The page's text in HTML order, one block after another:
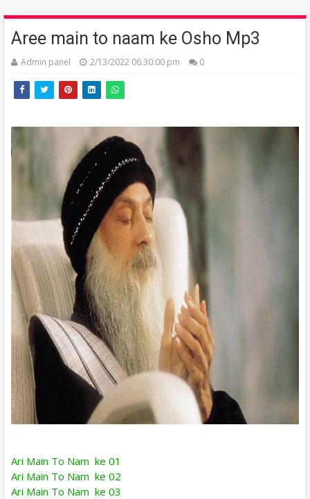
Aree main to naam ke Osho Mp3
Admin panel 2/13/2022 06:30:00 pm 0
Ari Main To Nam ke 01
Ari Main To Nam ke 02
Ari Main To Nam ke 03